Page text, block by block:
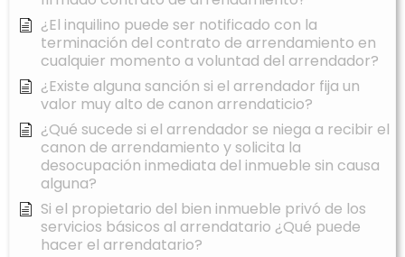
¿El inquilino puede ser notificado con la
terminación del contrato de arrendamiento en
cualquier momento a voluntad del arrendador?
¿Existe alguna sanción si el arrendador fija un
valor muy alto de canon arrendaticio?
¿Qué sucede si el arrendador se niega a recibir el
canon de arrendamiento y solicita la
desocupación inmediata del inmueble sin causa
alguna?
Si el propietario del bien inmueble privó de los
servicios básicos al arrendatario ¿Qué puede
hacer el arrendatario?